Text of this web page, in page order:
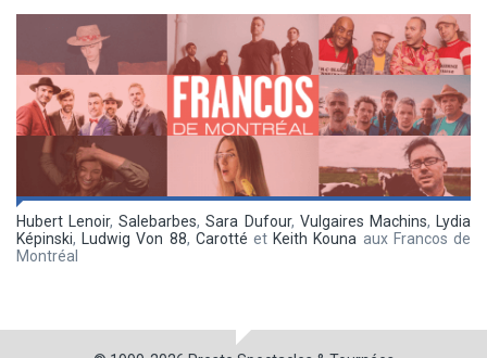
Hubert Lenoir,Salebarbes,Sara Dufour, Vulgaires Machins,Lydia
Képinski,Ludwig Von 88, Carotté etKeith Kouna aux Francos de
Montréal